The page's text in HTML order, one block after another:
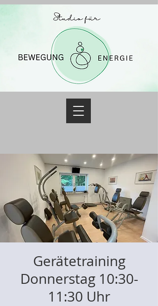
Gerätetraining
Donnerstag 10:30-
11:30 Uhr